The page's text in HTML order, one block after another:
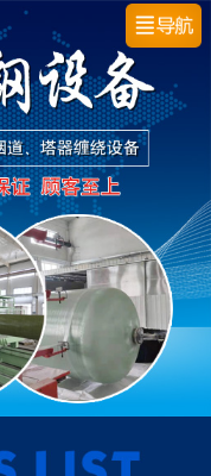
网站首页
公司简介
产品中心
厂区风貌